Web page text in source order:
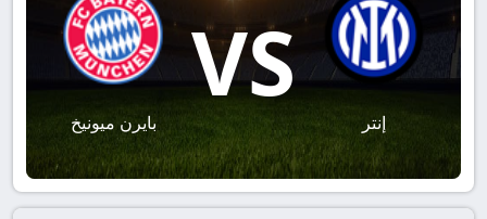
إنتر
VS
بايرن ميونيخ